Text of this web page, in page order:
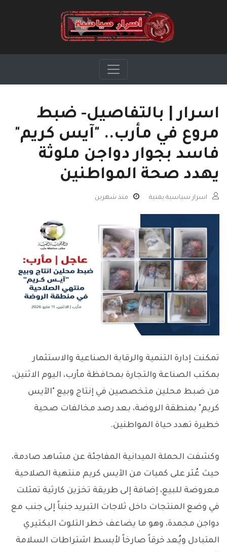
اسرار | بالتفاصيل- ضبط
مروع في مأرب.. "آيس كريم"
فاسد بجوار دواجن ملوثة
يهدد صحة المواطنين
اسرار سياسية يمنية منذ شهرين
تمكنت إدارة التنمية والرقابة الصناعية والاستثمار
بمكتب الصناعة والتجارة بمحافظة مأرب، اليوم الاثنين،
من ضبط محلين متخصصين في إنتاج وبيع "الآيس
كريم" بمنطقة الروضة، بعد رصد مخالفات صحية
خطيرة تهدد حياة المواطنين.
وكشفت الحملة الميدانية المفاجئة عن مشاهد صادمة،
حيث عُثر على كميات من الآيس كريم منتهية الصلاحية
معروضة للبيع، إضافة إلى طريقة تخزين كارثية تمثلت
في وضع المنتجات داخل ثلاجات التبريد جنباً إلى جنب مع
دواجن مجمدة، وهو ما يضاعف خطر التلوث البكتيري
المتبادل ويُعد خرقاً صارخاً لأبسط اشتراطات السلامة